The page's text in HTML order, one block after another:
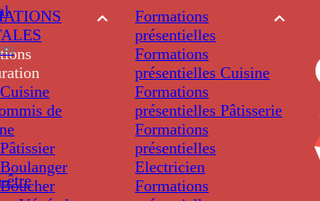
être
de
Formations
présentielles
Formations
présentielles Cuisine
Formations
présentielles Pâtisserie
Formations
présentielles
Electricien
Formations